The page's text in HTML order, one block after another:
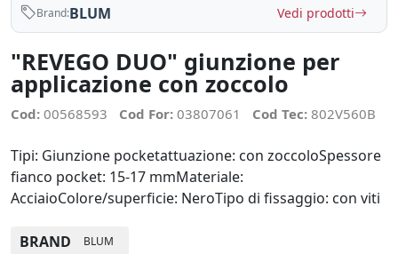
Brand:BLUM Vedi prodotti
"REVEGO DUO" giunzione per
applicazione con zoccolo
Cod: 00568593 Cod For: 03807061 Cod Tec: 802V560B
Tipi: Giunzione pocketattuazione: con zoccoloSpessore
fianco pocket: 15-17 mmMateriale:
AcciaioColore/superficie: NeroTipo di fissaggio: con viti
BRAND BLUM